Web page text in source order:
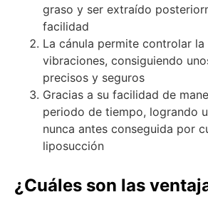
graso y ser extraído
facilidad
La cánula permite controlar
vibraciones, consiguiendo
precisos y seguros
Gracias a su facilidad de
periodo de tiempo, logrando
nunca antes conseguida por
liposucción
¿Cuáles son las